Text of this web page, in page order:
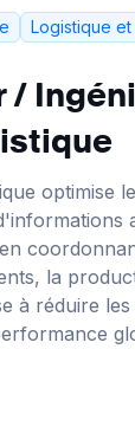
Logistique
/
optimise
la
à réduire